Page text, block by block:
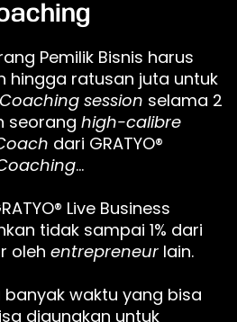
Pemilik Bisnis harus
hingga ratusan juta untuk
session selama 2
seorang high-calibre
dari GRATYO®
…
Live Business
tidak sampai 1% dari
oleh entrepreneur lain.
waktu yang bisa
digunakan untuk